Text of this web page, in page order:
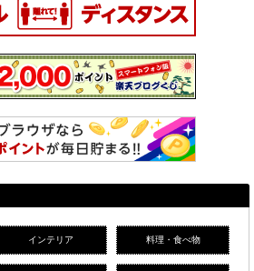
インテリア 料理・食べ物